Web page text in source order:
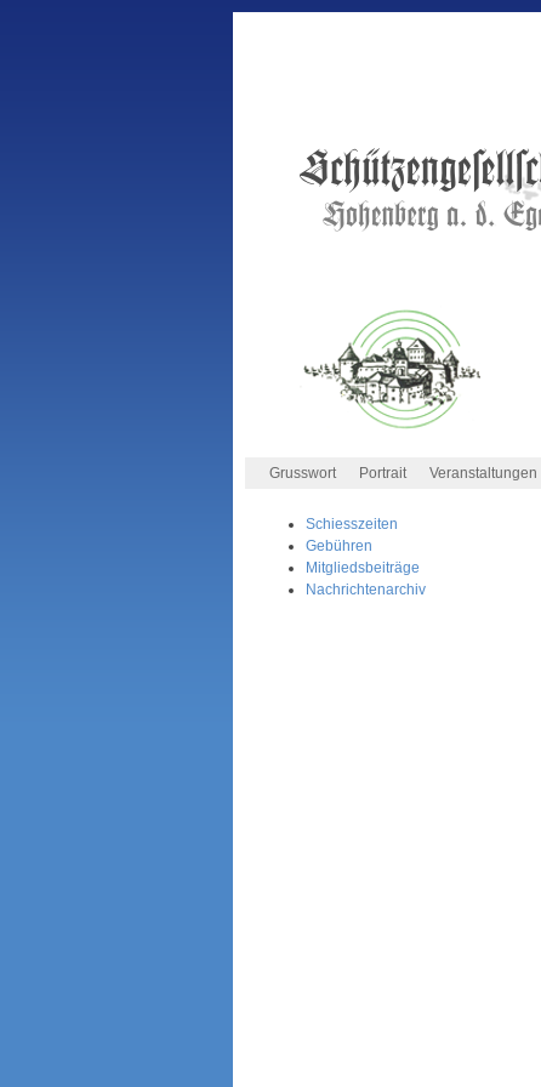
Grusswort Portrait Veranstaltungen
Schiesszeiten
Gebühren
Mitgliedsbeiträge
Nachrichtenarchiv